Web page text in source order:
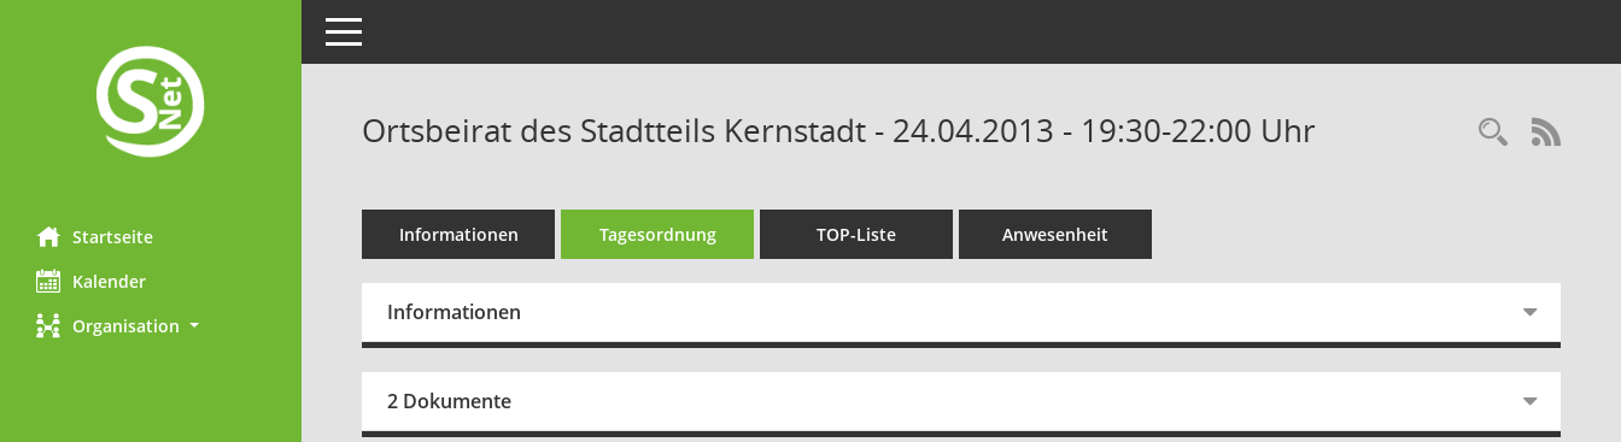
Startseite
Kalender
Organisation
Toggle navigation
Ortsbeirat des Stadtteils Kernstadt - 24.04.2013 - 19:30-22:00 Uhr
Informationen Tagesordnung TOP-Liste Anwesenheit
Informationen
2 Dokumente